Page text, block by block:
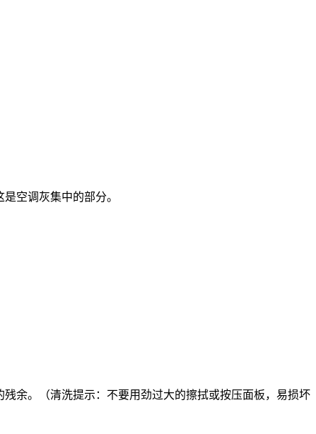
空调灰集中的部分。
余。（清洗提示：不要用劲过大的擦拭或按压面板，易损坏